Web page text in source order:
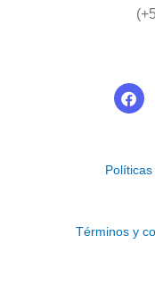
F
a
o
Términos y